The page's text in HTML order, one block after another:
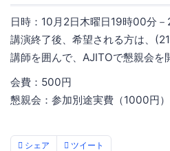
日時：10月2日木曜日19時00分
講演終了後、希望される方は、
講師を囲んで、AJITOで懇親会を
会費：500円
懇親会：参加別途実費（1000円）
シェア ツイート